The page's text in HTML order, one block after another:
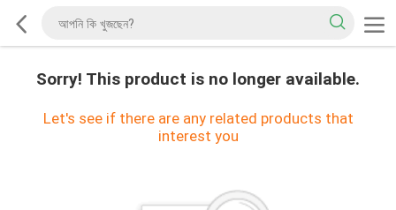
Sorry! This product is no longer available.
Let's see if there are any related products that
interest you